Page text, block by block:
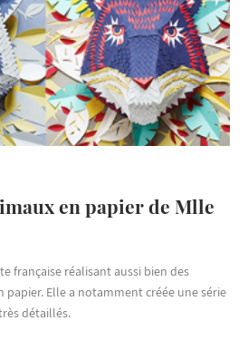
en papier de Mlle
française réalisant aussi bien des
Elle a notamment créée une série
détaillés.